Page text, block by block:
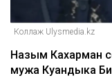
Коллаж Ulysmedia.kz
Назым Кахарман
мужа Куандыка